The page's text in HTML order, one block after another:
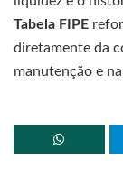
Tabela FIPE
diretamente da
manutenção e